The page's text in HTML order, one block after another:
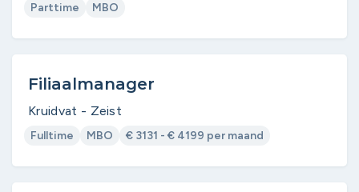
Parttime MBO
Filiaalmanager
Kruidvat - Zeist
Fulltime MBO € 3131 - € 4199 per maand